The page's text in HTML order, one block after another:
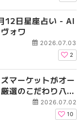
12日星座占い - AI
ォワ
2026.07.03
2
マーケットがオー
選のこだわり八百
2026.07.02
10